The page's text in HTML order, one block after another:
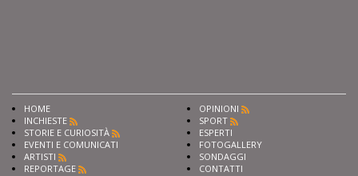
HOME
INCHIESTE
STORIE E CURIOSITÀ
EVENTI E COMUNICATI
ARTISTI
REPORTAGE
OPINIONI
SPORT
ESPERTI
FOTOGALLERY
SONDAGGI
CONTATTI